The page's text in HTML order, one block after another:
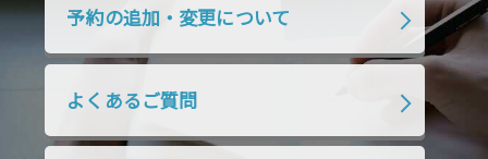
2018年7月 2018年6月
2018年4月 2018年3月 2018年2月
予約の追加・変更について
よくあるご質問